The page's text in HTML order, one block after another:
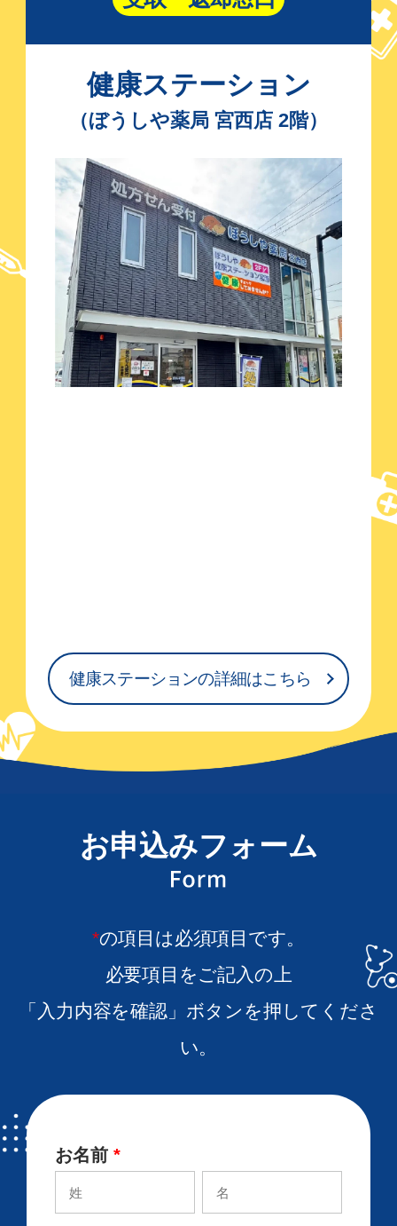
健康ステーション
（ぼうしや薬局 宮西店 2階）
健康ステーションの詳細はこちら
お申込みフォーム
*の項目は必須項目です。
必要項目をご記入の上
「入力内容を確認」ボタンを押してくださ
い。
お名前 *